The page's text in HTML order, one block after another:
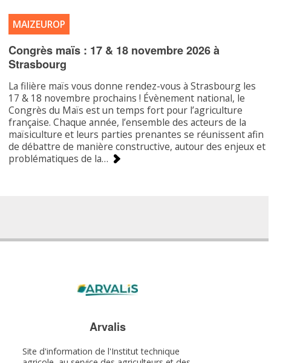
MAIZEUROP
Congrès maïs : 17 & 18 novembre 2026 à
Strasbourg
La filière maïs vous donne rendez-vous à Strasbourg les
17 & 18 novembre prochains ! Évènement national, le
Congrès du Maïs est un temps fort pour l’agriculture
française. Chaque année, l’ensemble des acteurs de la
maïsiculture et leurs parties prenantes se réunissent afin
de débattre de manière constructive, autour des enjeux et
problématiques de la…
Arvalis
Site d'information de l'Institut technique